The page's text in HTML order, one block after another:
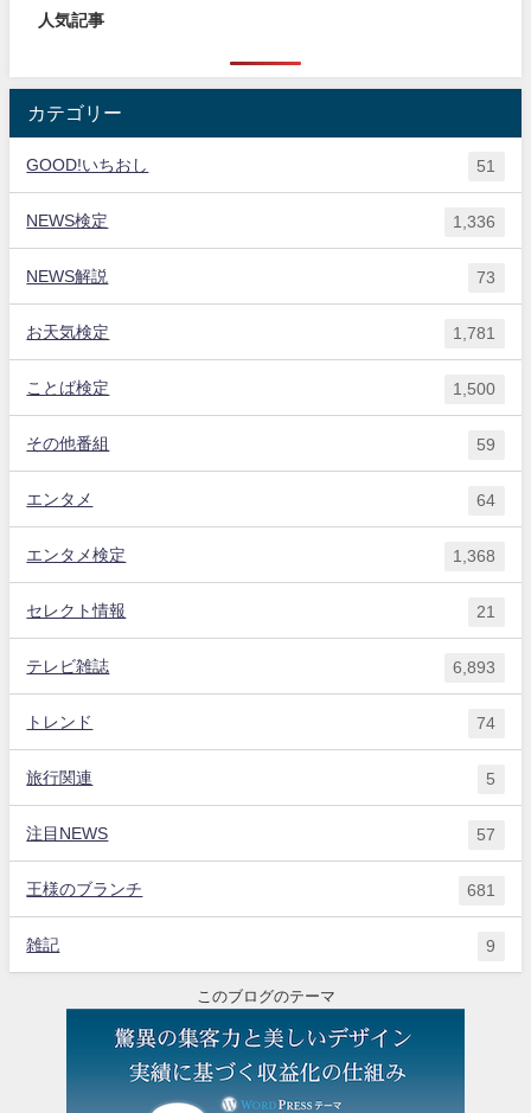
人気記事
カテゴリー
GOOD!いちおし 51
NEWS検定 1,336
NEWS解説 73
お天気検定 1,781
ことば検定 1,500
その他番組 59
エンタメ 64
エンタメ検定 1,368
セレクト情報 21
テレビ雑誌 6,893
トレンド 74
旅行関連 5
注目NEWS 57
王様のブランチ 681
雑記 9
このブログのテーマ